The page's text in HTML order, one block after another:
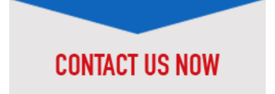
ডোমারে গণঅভ্যুত্থানের ২য় বার্ষিকীতে ১১
দলের গণমিছিল ও আলোচনা সভা
জুলাই সনদ বাস্তবায়ন ও গণহত্যার বিচারের